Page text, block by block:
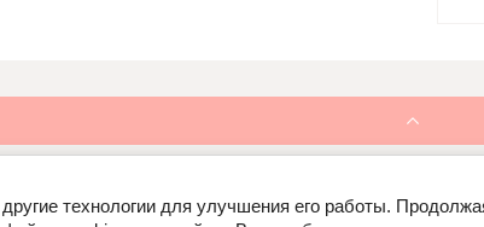
технологии для улучшения его работы.